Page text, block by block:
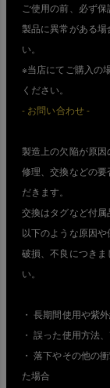
ご使用の前、必ず保
製品に異常がある
い。
※当店にてご購入の
ください。
- お問い合わせ -
製造上の欠陥が原因
修理、交換などの
だきます。
交換はタグなど付属
以下のような原因
破損、不良につき
い。
・ 長期間使用や紫
・ 誤った使用方法
・ 落下やその他の
た場合